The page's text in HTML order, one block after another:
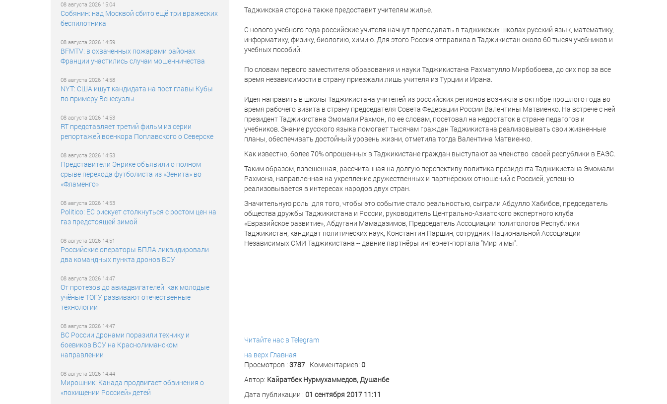
08 августа 2026 15:04
Собянин: над Москвой сбито ещё три вражеских
беспилотника
08 августа 2026 14:59
BFMTV: в охваченных пожарами районах
Франции участились случаи мошенничества
08 августа 2026 14:58
NYT: США ищут кандидата на пост главы Кубы
по примеру Венесуэлы
08 августа 2026 14:53
RT представляет третий фильм из серии
репортажей военкора Поплавского о Северске
08 августа 2026 14:53
Представители Энрике объявили о полном
срыве перехода футболиста из «Зенита» во
«Фламенго»
08 августа 2026 14:53
Politico: ЕС рискует столкнуться с ростом цен на
газ предстоящей зимой
08 августа 2026 14:51
Российские операторы БПЛА ликвидировали
два командных пункта дронов ВСУ
08 августа 2026 14:47
От протезов до авиадвигателей: как молодые
учёные ТОГУ развивают отечественные
технологии
08 августа 2026 14:47
ВС России дронами поразили технику и
боевиков ВСУ на Краснолиманском
направлении
08 августа 2026 14:44
Мирошник: Канада продвигает обвинения о
«похищении Россией» детей
Таджикская сторона также предоставит учителям жилье.
С нового учебного года российские учителя начнут преподавать в таджикских школах русский язык, математику,
информатику, физику, биологию, химию. Для этого Россия отправила в Таджикистан около 60 тысяч учебников и
учебных пособий.
По словам первого заместителя образования и науки Таджикистана Рахматулло Мирбобоева, до сих пор за все
время независимости в страну приезжали лишь учителя из Турции и Ирана.
Идея направить в школы Таджикистана учителей из российских регионов возникла в октябре прошлого года во
время рабочего визита в страну председателя Совета Федерации России Валентины Матвиенко. На встрече с ней
президент Таджикистана Эмомали Рахмон, по ее словам, посетовал на недостаток в стране педагогов и
учебников. Знание русского языка помогает тысячам граждан Таджикистана реализовывать свои жизненные
планы, обеспечивать достойный уровень жизни, отметила тогда Валентина Матвиенко.
Как известно, более 70% опрошенных в Таджикистане граждан выступают за членство своей республики в ЕАЭС.
Таким образом, взвешенная, рассчитанная на долгую перспективу политика президента Таджикистана Эмомали
Рахмона, направленная на укрепление дружественных и партнёрских отношений с Россией, успешно
реализовывается в интересах народов двух стран.
Значительную роль для того, чтобы это событие стало реальностью, сыграли Абдулло Хабибов, председатель
общества дружбы Таджикистана и России, руководитель Центрально-Азиатского экспертного клуба
«Евразийское развитие», Абдугани Мамадазимов, Председатель Ассоциации политологов Республики
Таджикистан, кандидат политических наук, Константин Паршин, сотрудник Национальной Ассоциации
Независимых СМИ Таджикистана -- давние партнёры интернет-портала "Мир и мы".
Читайте нас в Telegram
на верх Главная
Просмотров : 3787 Комментариев: 0
Автор: Кайратбек Нурмухаммедов, Душанбе
Дата публикации : 01 сентября 2017 11:11